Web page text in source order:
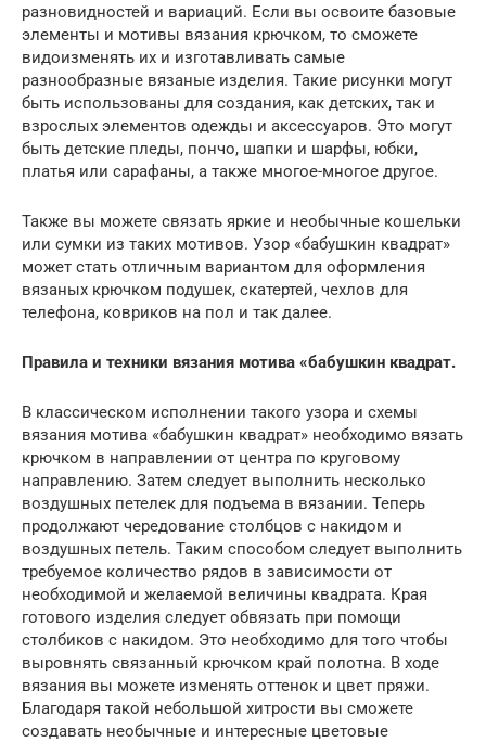
разновидностей и вариаций. Если вы освоите базовые
элементы и мотивы вязания крючком, то сможете
видоизменять их и изготавливать самые
разнообразные вязаные изделия. Такие рисунки могут
быть использованы для создания, как детских, так и
взрослых элементов одежды и аксессуаров. Это могут
быть детские пледы, пончо, шапки и шарфы, юбки,
платья или сарафаны, а также многое-многое другое.
Также вы можете связать яркие и необычные кошельки
или сумки из таких мотивов. Узор «бабушкин квадрат»
может стать отличным вариантом для оформления
вязаных крючком подушек, скатертей, чехлов для
телефона, ковриков на пол и так далее.
Правила и техники вязания мотива «бабушкин квадрат.
В классическом исполнении такого узора и схемы
вязания мотива «бабушкин квадрат» необходимо вязать
крючком в направлении от центра по круговому
направлению. Затем следует выполнить несколько
воздушных петелек для подъема в вязании. Теперь
продолжают чередование столбцов с накидом и
воздушных петель. Таким способом следует выполнить
требуемое количество рядов в зависимости от
необходимой и желаемой величины квадрата. Края
готового изделия следует обвязать при помощи
столбиков с накидом. Это необходимо для того чтобы
выровнять связанный крючком край полотна. В ходе
вязания вы можете изменять оттенок и цвет пряжи.
Благодаря такой небольшой хитрости вы сможете
создавать необычные и интересные цветовые